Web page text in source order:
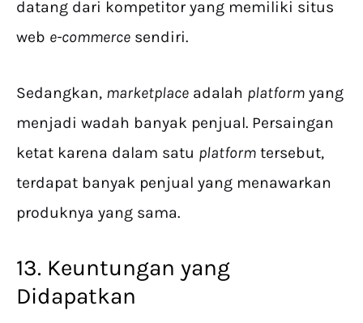
datang dari kompetitor yang memiliki situs
web e-commerce sendiri.
Sedangkan, marketplace adalah platform yang
menjadi wadah banyak penjual. Persaingan
ketat karena dalam satu platform tersebut,
terdapat banyak penjual yang menawarkan
produknya yang sama.
13. Keuntungan yang
Didapatkan